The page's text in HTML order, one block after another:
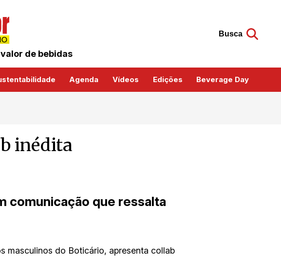
de bebidas
Busca
Agenda Vídeos Edições Beverage Day
inédita
comunicação que ressalta
masculinos do Boticário, apresenta collab